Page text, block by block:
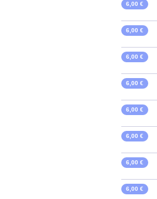
6,00 €
6,00 €
6,00 €
6,00 €
6,00 €
6,00 €
6,00 €
6,00 €